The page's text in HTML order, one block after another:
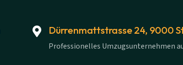
Dürrenmattstrasse 24, 9000
Professionelles Umzugsunternehmen